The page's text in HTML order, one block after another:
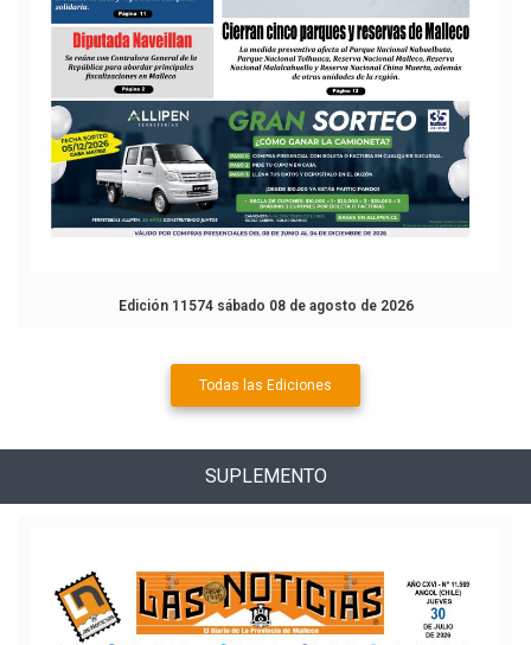
Edición 11574 sábado 08 de agosto de 2026
Todas las Ediciones
SUPLEMENTO